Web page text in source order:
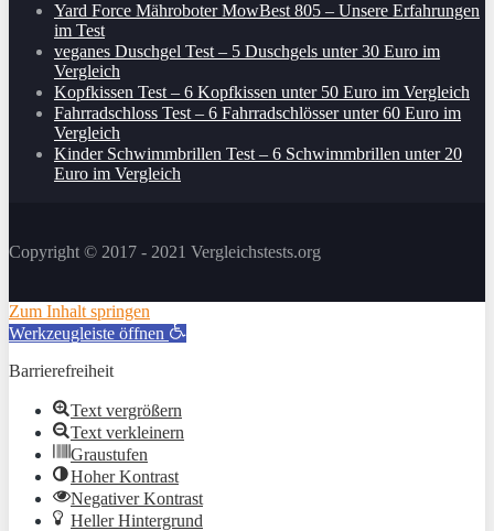
Yard Force Mähroboter MowBest 805 – Unsere Erfahrungen
im Test
veganes Duschgel Test – 5 Duschgels unter 30 Euro im
Vergleich
Kopfkissen Test – 6 Kopfkissen unter 50 Euro im Vergleich
Fahrradschloss Test – 6 Fahrradschlösser unter 60 Euro im
Vergleich
Kinder Schwimmbrillen Test – 6 Schwimmbrillen unter 20
Euro im Vergleich
Copyright © 2017 - 2021 Vergleichstests.org
Zum Inhalt springen
Werkzeugleiste öffnen
Barrierefreiheit
Text vergrößern
Text verkleinern
Graustufen
Hoher Kontrast
Negativer Kontrast
Heller Hintergrund